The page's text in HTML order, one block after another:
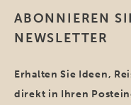
ABONNIEREN
NEWSLETTER
Erhalten Sie Ideen,
direkt in Ihren